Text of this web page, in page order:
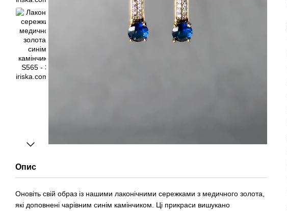
Опис
Оновіть свій образ із нашими лаконічними сережками з медичного золота,
які доповнені чарівним синім камінчиком. Ці прикраси вишукано